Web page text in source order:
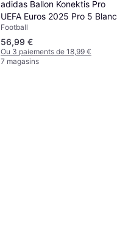
adidas Ballon Konektis Pro
UEFA Euros 2025 Pro 5 Blanc
Football
56,99 €
Ou 3 paiements de 18,99 €
7 magasins